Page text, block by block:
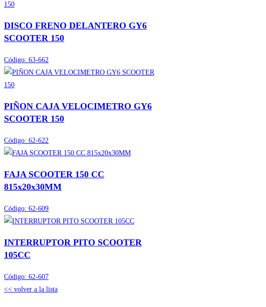
DISCO FRENO DELANTERO GY6
SCOOTER 150
Código: 63-662
PIÑON CAJA VELOCIMETRO GY6
SCOOTER 150
Código: 62-622
FAJA SCOOTER 150 CC
815x20x30MM
Código: 62-609
INTERRUPTOR PITO SCOOTER
105CC
Código: 62-607
<< volver a la lista